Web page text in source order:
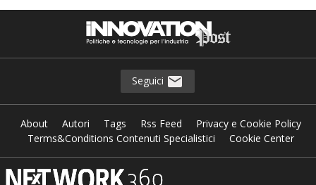
Seguici
About Autori Tags Rss Feed
Privacy e Cookie Policy
Terms&Conditions Contenuti Specialistici
Cookie Center